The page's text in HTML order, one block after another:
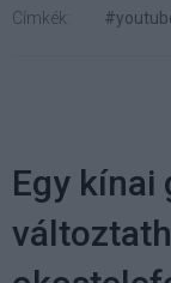
Címkék:
Egy kínai